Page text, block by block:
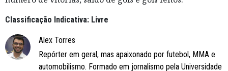
Classificação Indicativa: Livre
Alex Torres
Repórter em geral, mas apaixonado por futebol, MMA e
automobilismo. Formado em jornalismo pela Universidade